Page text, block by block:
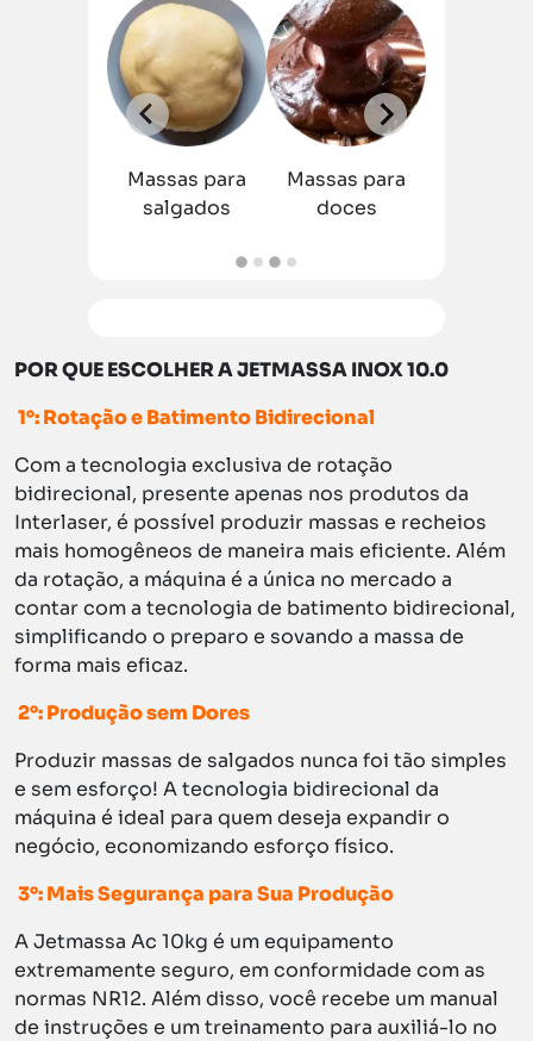
Massas para
salgados
Massas para
doces
POR QUE ESCOLHER A JETMASSA INOX 10.0
1°: Rotação e Batimento Bidirecional
Com a tecnologia exclusiva de rotação
bidirecional, presente apenas nos produtos da
Interlaser, é possível produzir massas e recheios
mais homogêneos de maneira mais eficiente. Além
da rotação, a máquina é a única no mercado a
contar com a tecnologia de batimento bidirecional,
simplificando o preparo e sovando a massa de
forma mais eficaz.
2°: Produção sem Dores
Produzir massas de salgados nunca foi tão simples
e sem esforço! A tecnologia bidirecional da
máquina é ideal para quem deseja expandir o
negócio, economizando esforço físico.
3°: Mais Segurança para Sua Produção
A Jetmassa Ac 10kg é um equipamento
extremamente seguro, em conformidade com as
normas NR12. Além disso, você recebe um manual
de instruções e um treinamento para auxiliá-lo no